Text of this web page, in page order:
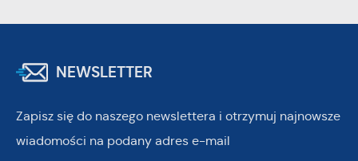
NEWSLETTER
Zapisz się do naszego newslettera i otrzymuj najnowsze
wiadomości na podany adres e-mail